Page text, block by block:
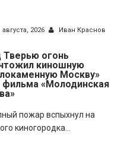
августа, 2026
Иван Краснов
Тверью огонь
киношную
Москву»
фильма «Молодинская
пожар вспыхнул на
киногородка...